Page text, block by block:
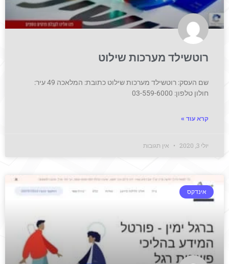
רוטשילד מערכות שילוט
שם העסק: רוטשילד מערכות שילוט כתובת: המלאכה 49 עיר:
חולון טלפון: 03-559-6000
קרא עוד »
יולי 3, 2020 אין תגובות
אינדקס